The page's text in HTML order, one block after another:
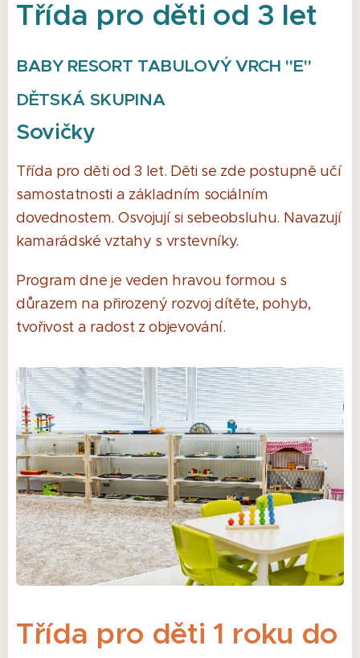
Třída pro děti od 3 let
BABY RESORT TABULOVÝ VRCH "E"
DĚTSKÁ SKUPINA
Sovičky
Třída pro děti od 3 let. Děti se zde postupně učí
samostatnosti a základním sociálním
dovednostem. Osvojují si sebeobsluhu. Navazují
kamarádské vztahy s vrstevníky.
Program dne je veden hravou formou s
důrazem na přirozený rozvoj dítěte, pohyb,
tvořivost a radost z objevování.
Třída pro děti 1 roku do